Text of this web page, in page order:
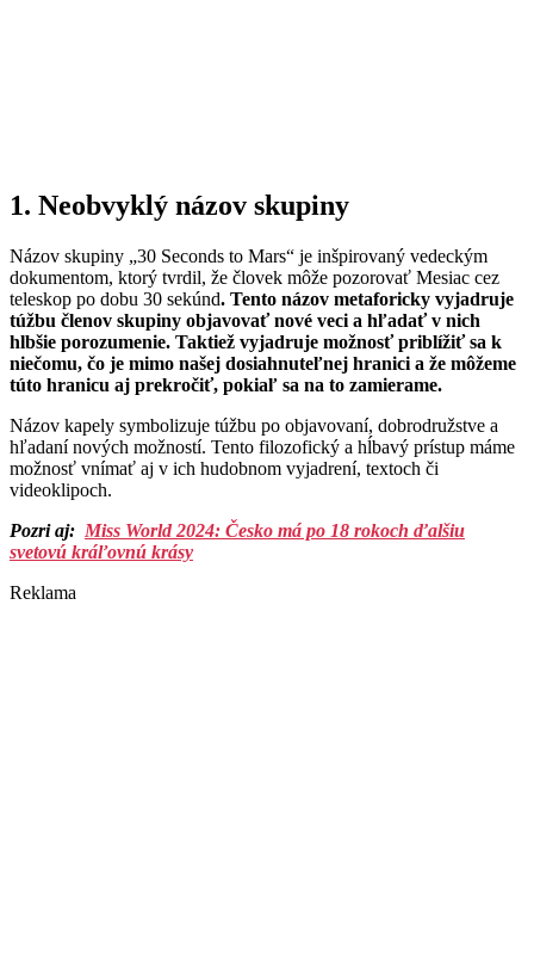
1. Neobvyklý názov skupiny
Názov skupiny „30 Seconds to Mars“ je inšpirovaný vedeckým
dokumentom, ktorý tvrdil, že človek môže pozorovať Mesiac cez
teleskop po dobu 30 sekúnd. Tento názov metaforicky vyjadruje
túžbu členov skupiny objavovať nové veci a hľadať v nich
hlbšie porozumenie. Taktiež vyjadruje možnosť priblížiť sa k
niečomu, čo je mimo našej dosiahnuteľnej hranici a že môžeme
túto hranicu aj prekročiť, pokiaľ sa na to zamierame.
Názov kapely symbolizuje túžbu po objavovaní, dobrodružstve a
hľadaní nových možností. Tento filozofický a hĺbavý prístup máme
možnosť vnímať aj v ich hudobnom vyjadrení, textoch či
videoklipoch.
Pozri aj: Miss World 2024: Česko má po 18 rokoch ďalšiu
svetovú kráľovnú krásy
Reklama